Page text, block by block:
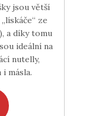
jsou větší
ze
a díky tomu
ideální na
nutelly,
másla.